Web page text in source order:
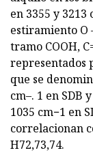
en 3355 y
estiramiento O
tramo COOH,
representados
que se
cm–. 1 en SDB
1035 cm−1 en
correlacionan
H72,73,74.